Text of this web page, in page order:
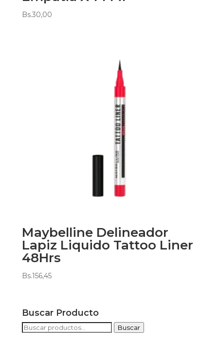
Bs.30,00
Maybelline Delineador
Lapiz Liquido Tattoo Liner
48Hrs
Bs.156,45
Buscar Producto
Buscar
Buscar